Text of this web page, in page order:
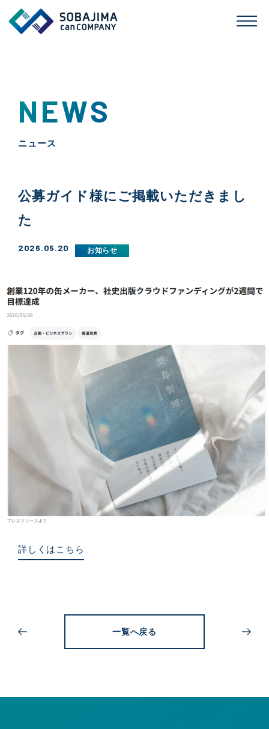
NEWS
ニュース
公募ガイド様にご掲載いただきまし
た
2026.05.20 お知らせ
詳しくはこちら
一覧へ戻る